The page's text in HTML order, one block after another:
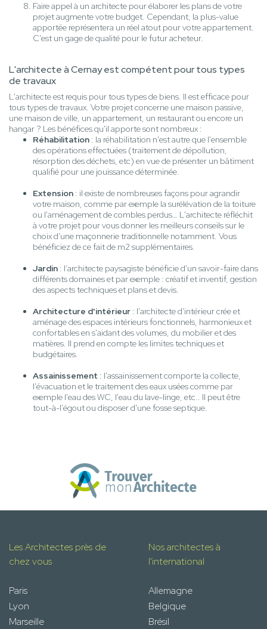
Faire appel à un architecte pour élaborer les plans de votre
projet augmente votre budget. Cependant, la plus-value
apportée représentera un réel atout pour votre appartement.
C'est un gage de qualité pour le futur acheteur.
L'architecte à Cernay est compétent pour tous types
de travaux
L'architecte est requis pour tous types de biens. Il est efficace pour
tous types de travaux. Votre projet concerne une maison passive,
une maison de ville, un appartement, un restaurant ou encore un
hangar ? Les bénéfices qu'il apporte sont nombreux :
Réhabilitation : la réhabilitation n'est autre que l'ensemble
des opérations effectuées (traitement de dépollution,
résorption des déchets, etc) en vue de présenter un bâtiment
qualifié pour une jouissance déterminée.
Extension : il existe de nombreuses façons pour agrandir
votre maison, comme par exemple la surélévation de la toiture
ou l'aménagement de combles perdus… L'architecte réfléchit
à votre projet pour vous donner les meilleurs conseils sur le
choix d'une maçonnerie traditionnelle notamment. Vous
bénéficiez de ce fait de m2 supplémentaires.
Jardin : l’architecte paysagiste bénéficie d'un savoir-faire dans
différents domaines et par exemple : créatif et inventif, gestion
des aspects techniques et plans et devis.
Architecture d'intérieur : l'architecte d'intérieur crée et
aménage des espaces intérieurs fonctionnels, harmonieux et
confortables en s'aidant des volumes, du mobilier et des
matières. Il prend en compte les limites techniques et
budgétaires.
Assainissement : l'assainissement comporte la collecte,
l'évacuation et le traitement des eaux usées comme par
exemple l'eau des WC, l'eau du lave-linge, etc.. Il peut être
tout-à-l'égout ou disposer d'une fosse septique.
Les Architectes près de
chez vous
Paris
Lyon
Marseille
Nos architectes à
l'international
Allemagne
Belgique
Brésil